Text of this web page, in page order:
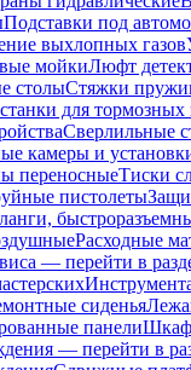
Подставки под
выхлопных газов
мойкиЛюфт
столыСтяжки
для тормозных
Сверлильные
камеры и
переносныеТиски
пистолеты
Расходные
— перейти в
сиденья
панели
— перейти в